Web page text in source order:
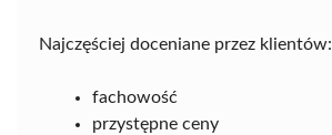
Najczęściej doceniane przez klientów:
fachowość
przystępne ceny